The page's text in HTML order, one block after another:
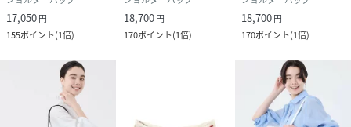
17,050円
155ポイント(1倍)
18,700円
170ポイント(1倍)
18,700円
170ポイント(1倍)